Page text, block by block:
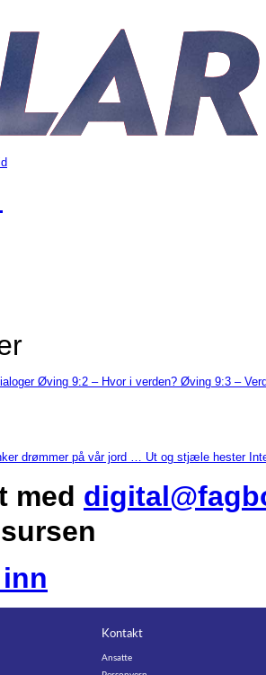
Øving 9:2 – Hvor i verden? Øving 9:3 –
drømmer på vår jord … Ut og stjæle hester
med
Kontakt
Ansatte